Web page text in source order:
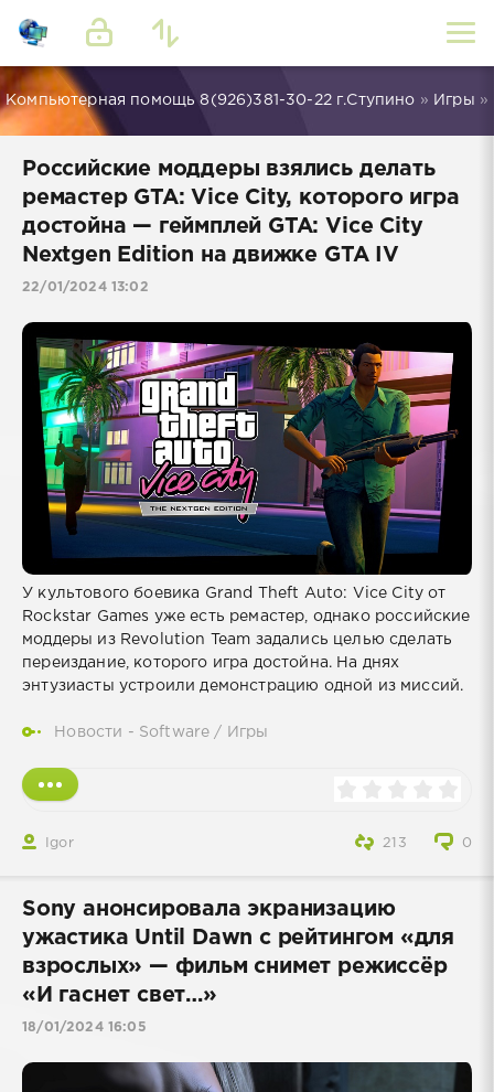
Компьютерная помощь 8(926)381-30-22 г.Ступино » Игры »
Российские моддеры взялись делать
ремастер GTA: Vice City, которого игра
достойна — геймплей GTA: Vice City
Nextgen Edition на движке GTA IV
22/01/2024 13:02
У культового боевика Grand Theft Auto: Vice City от
Rockstar Games уже есть ремастер, однако российские
моддеры из Revolution Team задались целью сделать
переиздание, которого игра достойна. На днях
энтузиасты устроили демонстрацию одной из миссий.
Новости - Software / Игры
Igor 0
213
Sony анонсировала экранизацию
ужастика Until Dawn с рейтингом «для
взрослых» — фильм снимет режиссёр
«И гаснет свет…»
18/01/2024 16:05